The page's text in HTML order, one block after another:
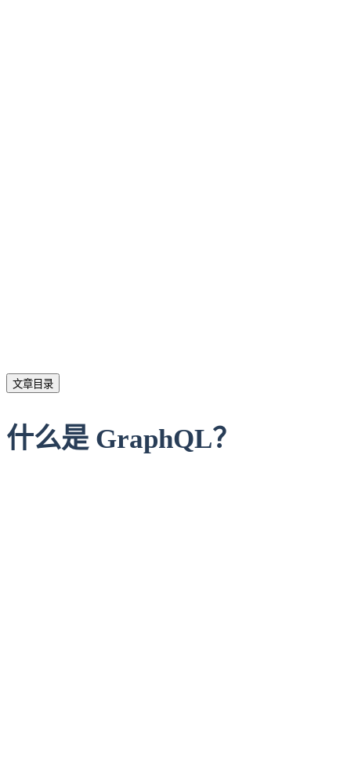
文章目录
什么是 GraphQL？